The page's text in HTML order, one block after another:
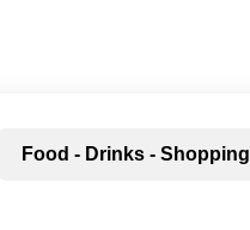
Food - Drinks - Shopping